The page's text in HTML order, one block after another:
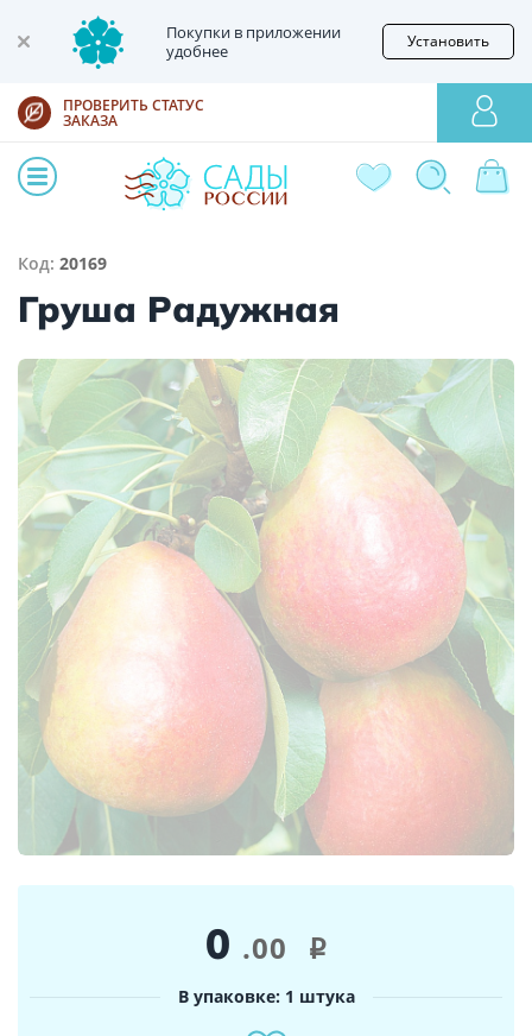
Покупки в приложении
удобнее
Установить
ПРОВЕРИТЬ СТАТУС
ЗАКАЗА
Код: 20169
Груша Радужная
0 .00 i
В упаковке: 1 штука